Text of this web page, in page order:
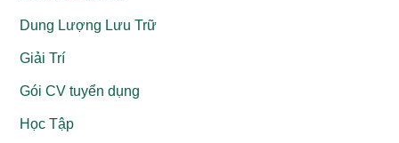
Dung Lượng Lưu Trữ
Giải Trí
Gói CV tuyển dụng
Học Tập